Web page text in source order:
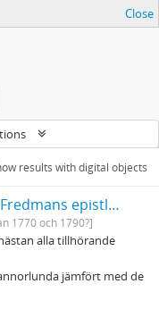
Close
results with digital objects
Carl Michael Bellman: Fredmans epistlar m.m.
1770 och 1790?]
alla tillhörande
jämfört med de